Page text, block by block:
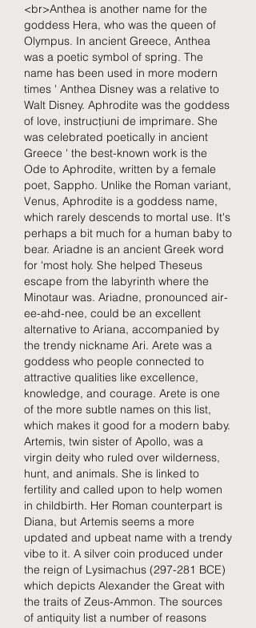
<br>Anthea is another name for the
goddess Hera, who was the queen of
Olympus. In ancient Greece, Anthea
was a poetic symbol of spring. The
name has been used in more modern
times ' Anthea Disney was a relative to
Walt Disney. Aphrodite was the goddess
of love, instrucțiuni de imprimare. She
was celebrated poetically in ancient
Greece ' the best-known work is the
Ode to Aphrodite, written by a female
poet, Sappho. Unlike the Roman variant,
Venus, Aphrodite is a goddess name,
which rarely descends to mortal use. It's
perhaps a bit much for a human baby to
bear. Ariadne is an ancient Greek word
for 'most holy. She helped Theseus
escape from the labyrinth where the
Minotaur was. Ariadne, pronounced air-
ee-ahd-nee, could be an excellent
alternative to Ariana, accompanied by
the trendy nickname Ari. Arete was a
goddess who people connected to
attractive qualities like excellence,
knowledge, and courage. Arete is one
of the more subtle names on this list,
which makes it good for a modern baby.
Artemis, twin sister of Apollo, was a
virgin deity who ruled over wilderness,
hunt, and animals. She is linked to
fertility and called upon to help women
in childbirth. Her Roman counterpart is
Diana, but Artemis seems a more
updated and upbeat name with a trendy
vibe to it. A silver coin produced under
the reign of Lysimachus (297-281 BCE)
which depicts Alexander the Great with
the traits of Zeus-Ammon. The sources
of antiquity list a number of reasons